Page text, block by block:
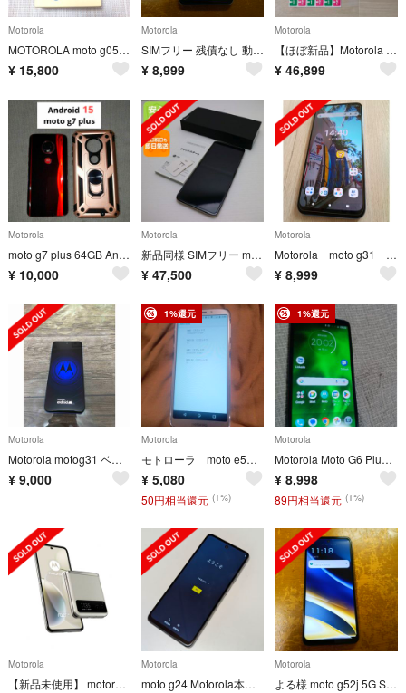
Motorola
MOTOROLA moto g05 本体 新品 フレッシュラベンダー
¥ 15,800
Motorola
SIMフリー 残債なし 動作確認済み
¥ 8,999
Motorola
【ほぼ新品】Motorola edge 60 12/256GB グローバルROM
¥ 46,899
Motorola
moto g7 plus 64GB Android14 SIMフリー モトローラ
¥ 10,000
Motorola
新品同様 SIMフリー motorola razr 50s サンドクリーム スマホ モトローラ 即日発送 土日祝発送OK M333
¥ 47,500
Motorola
Motorola moto g31 SIMフリースマホ
¥ 8,999
Motorola
Motorola motog31 ベイビーブルー
¥ 9,000
1%還元
Motorola
モトローラ moto e5 SIMフリースマートフォン本体 ワイモバイル
¥ 5,080
50円相当還元 (1%)
1%還元
Motorola
Motorola Moto G6 Plus シムフリースマートフォンスマホ本体
¥ 8,998
89円相当還元 (1%)
Motorola
【新品未使用】 motorola razr 40 8GB/256GB
Motorola
moto g24 Motorola本体中古品
Motorola
よる様 moto g52j 5G SIMフリー 画面割れなし 残債なし